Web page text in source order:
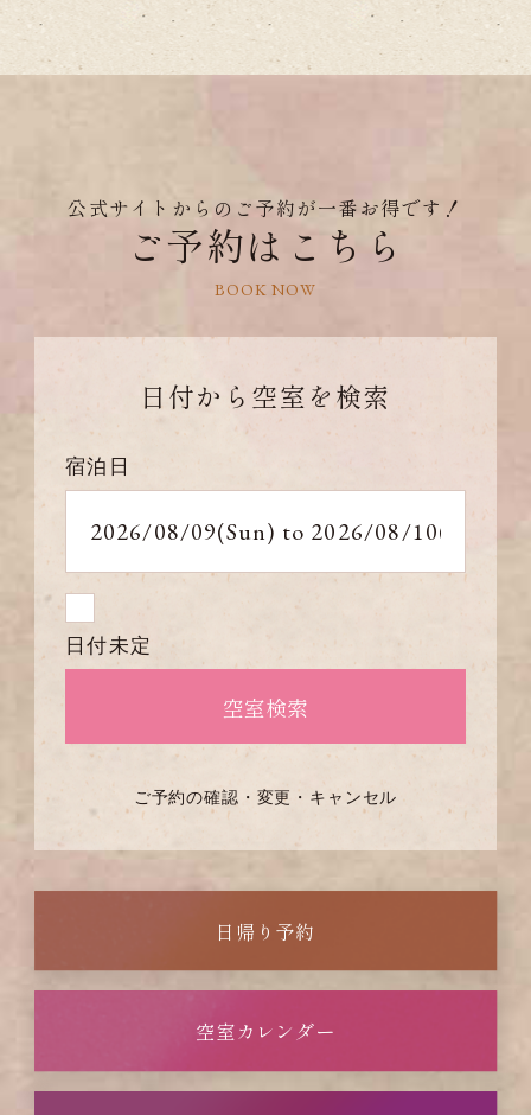
公式サイトからのご予約が一番お得です！
ご予約はこちら
BOOK NOW
日付から 空室を検索
宿泊日
日付未定
ご予約の確認・変更・キャンセル
日帰り予約
空室カレンダー